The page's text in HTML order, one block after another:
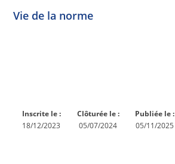
Vie de la norme
Inscrite le :
18/12/2023
Clôturée le :
05/07/2024
Publiée le :
05/11/2025